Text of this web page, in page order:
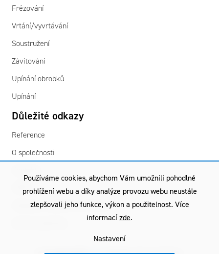
Používáme cookies, abychom Vám umožnili pohodlné
prohlížení webu a díky analýze provozu webu neustále
zlepšovali jeho funkce, výkon a použitelnost. Více
informací zde.
Nastavení
Frézování
Vrtání/vyvrtávání
Soustružení
Závitování
Upínání obrobků
Upínání
Důležité odkazy
Reference
O společnosti
GDPR
Všeobecné obchodní podmínky